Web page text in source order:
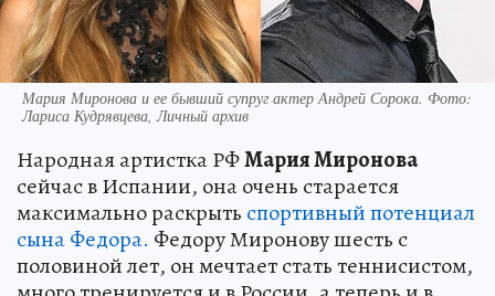
Мария Миронова и ее бывший супруг актер Андрей Сорока. Фото:
Лариса Кудрявцева, Личный архив
Народная артистка РФМария Миронова
сейчас в Испании, она очень старается
максимально раскрыть спортивный потенциал
сына Федора. Федору Миронову шесть с
половиной лет, он мечтает стать теннисистом,